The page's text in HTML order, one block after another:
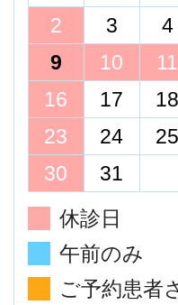
2
3 4
9
10 11
16
17 18
23
24 25
30
31
休診日
午前のみ
ご予約患者